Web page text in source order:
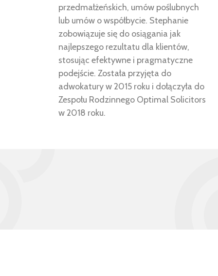
przedmałżeńskich, umów poślubnych
lub umów o współbycie. Stephanie
zobowiązuje się do osiągania jak
najlepszego rezultatu dla klientów,
stosując efektywne i pragmatyczne
podejście. Została przyjęta do
adwokatury w 2015 roku i dołączyła do
Zespołu Rodzinnego Optimal Solicitors
w 2018 roku.